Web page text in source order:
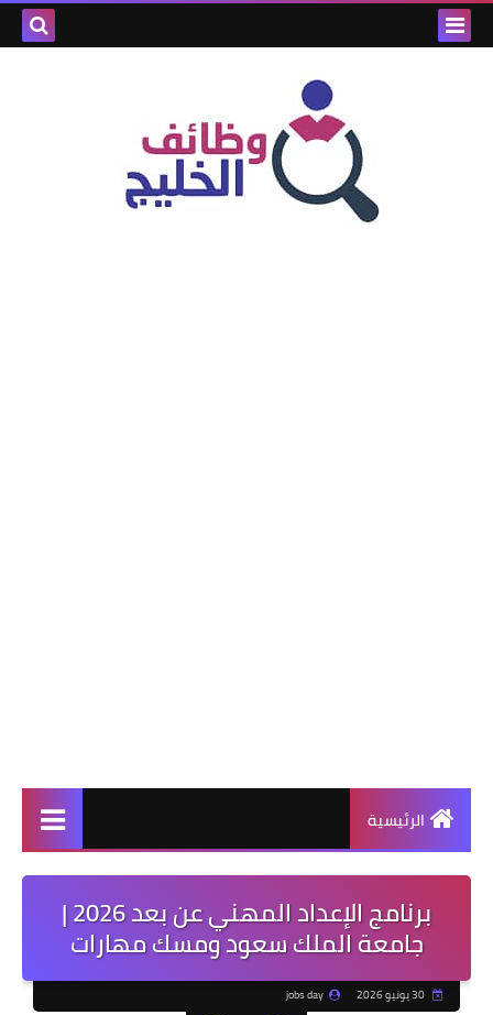
الرئيسية
برنامج الإعداد المهني عن بعد 2026 |
جامعة الملك سعود ومسك مهارات
30 يونيو 2026 jobs day